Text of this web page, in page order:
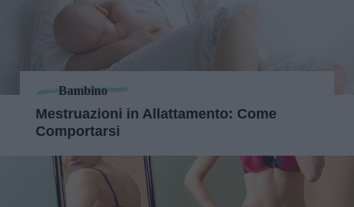
Bambino
Mestruazioni in Allattamento: Come
Comportarsi